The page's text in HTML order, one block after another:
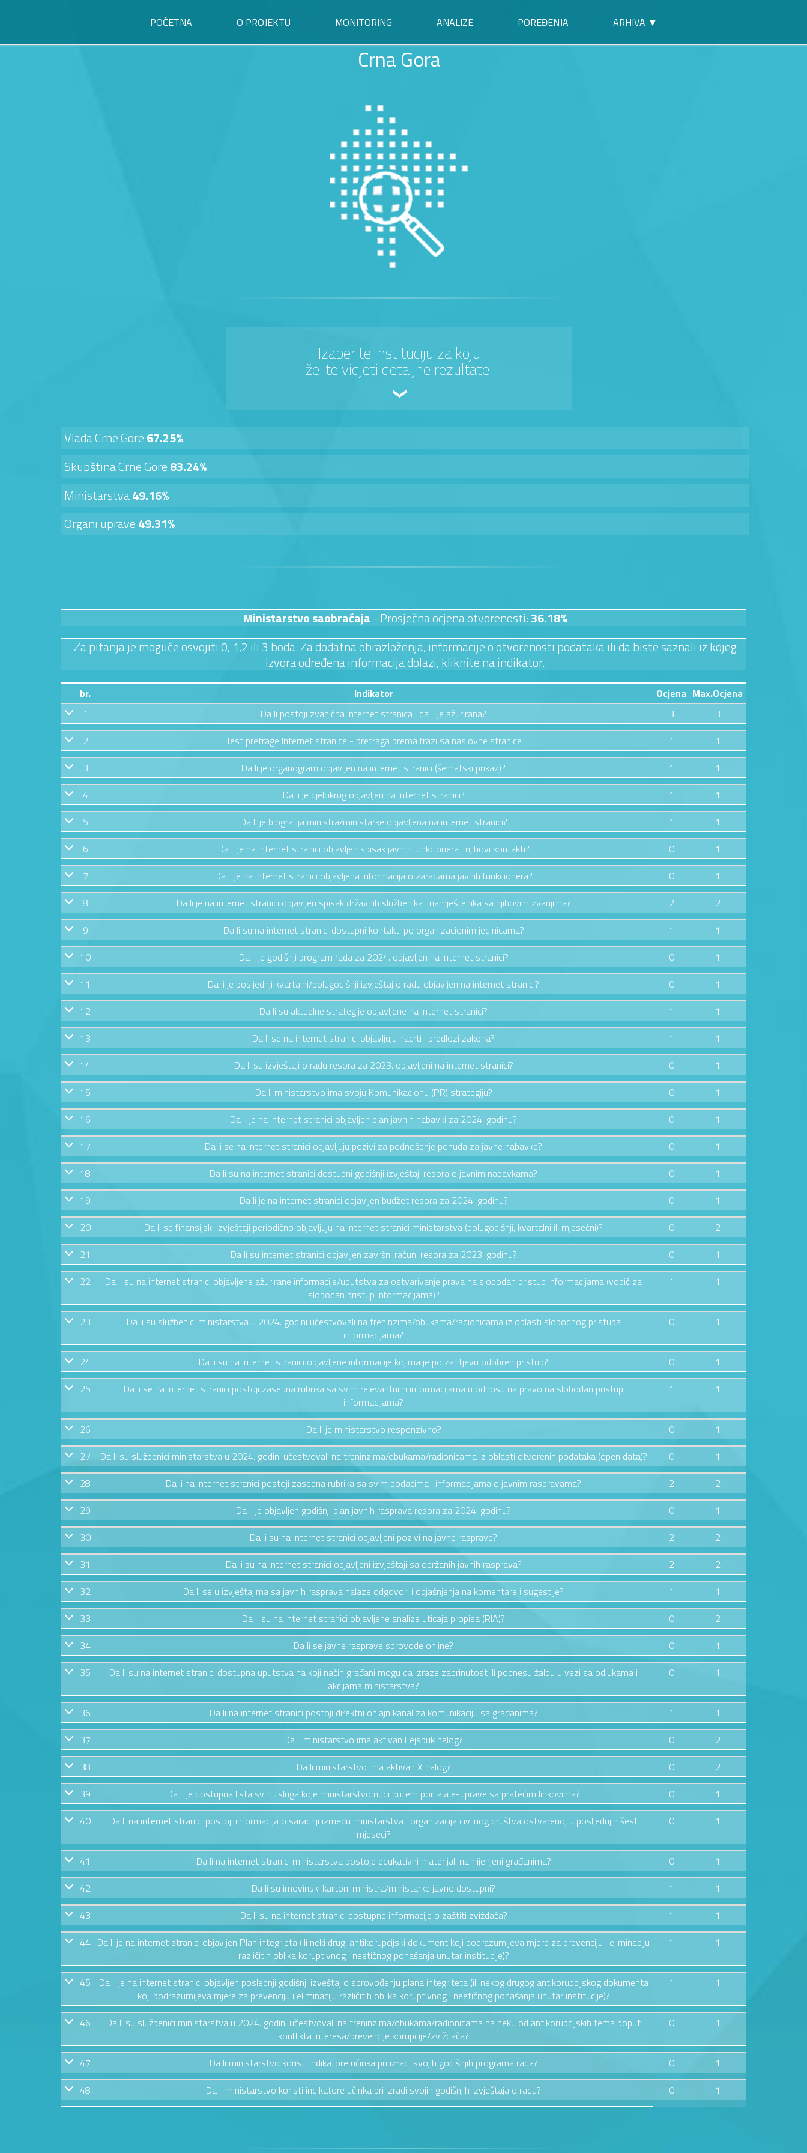
POČETNA O PROJEKTU MONITORING ANALIZE POREĐENJA ARHIVA ▼
Crna Gora
Izaberite instituciju za koju
želite vidjeti detaljne rezultate:
Vlada Crne Gore67.25%
Skupština Crne Gore83.24%
Ministarstva49.16%
Organi uprave49.31%
Ministarstvo saobraćaja- Prosječna ocjena otvorenosti:36.18%
Za pitanja je moguće osvojiti 0, 1,2 ili 3 boda. Za dodatna obrazloženja, informacije o otvorenosti podataka ili da biste saznali iz kojeg
izvora određena informacija dolazi, kliknite na indikator.
br. Indikator Ocjena Max.Ocjena
1
Da li postoji zvanična internet stranica i da li je ažurirana? 3
3
2
Test pretrage Internet stranice - pretraga prema frazi sa naslovne stranice 1
1
3
Da li je organogram objavljen na internet stranici (šematski prikaz)? 1
1
4
Da li je djelokrug objavljen na internet stranici? 1
1
5
Da li je biografija ministra/ministarke objavljena na internet stranici? 1
1
6
Da li je na internet stranici objavljen spisak javnih funkcionera i njihovi kontakti? 0
1
7
Da li je na internet stranici objavljena informacija o zaradama javnih funkcionera? 0
1
8
Da li je na internet stranici objavljen spisak državnih službenika i namještenika sa njihovim zvanjima? 2
2
9
Da li su na internet stranici dostupni kontakti po organizacionim jedinicama? 1
1
10
Da li je godišnji program rada za 2024. objavljen na internet stranici? 0
1
11
Da li je posljednji kvartalni/polugodišnji izvještaj o radu objavljen na internet stranici? 0
1
12
Da li su aktuelne strategije objavljene na internet stranici? 1
1
13
Da li se na internet stranici objavljuju nacrti i predlozi zakona? 1
1
14
Da li su izvještaji o radu resora za 2023. objavljeni na internet stranici? 0
1
15
Da li ministarstvo ima svoju Komunikacionu (PR) strategiju? 0
1
16
Da li je na internet stranici objavljen plan javnih nabavki za 2024. godinu? 0
1
17
Da li se na internet stranici objavljuju pozivi za podnošenje ponuda za javne nabavke? 0
1
18
Da li su na internet stranici dostupni godišnji izvještaji resora o javnim nabavkama? 0
1
19
Da li je na internet stranici objavljen budžet resora za 2024. godinu? 0
1
20
Da li se finansijski izvještaji periodično objavljuju na internet stranici ministarstva (polugodišnji, kvartalni ili mjesečni)? 0
2
21
Da li su internet stranici objavljen završni računi resora za 2023. godinu? 0
1
22
Da li su na internet stranici objavljene ažurirane informacije/uputstva za ostvarivanje prava na slobodan pristup informacijama (vodič za
slobodan pristup informacijama)?
1 1
23
Da li su službenici ministarstva u 2024. godini učestvovali na treninzima/obukama/radionicama iz oblasti slobodnog pristupa
informacijama?
0 1
24 Da li su na internet stranici objavljene informacije kojima je po zahtjevu odobren pristup? 0
1
25
Da li se na internet stranici postoji zasebna rubrika sa svim relevantnim informacijama u odnosu na pravo na slobodan pristup
informacijama?
1 1
26 Da li je ministarstvo responzivno? 0
1
27
Da li su službenici ministarstva u 2024. godini učestvovali na treninzima/obukama/radionicama iz oblasti otvorenih podataka (open data)? 0
1
28
Da li na internet stranici postoji zasebna rubrika sa svim podacima i informacijama o javnim raspravama? 2
2
29
Da li je objavljen godišnji plan javnih rasprava resora za 2024. godinu? 0
1
30
Da li su na internet stranici objavljeni pozivi na javne rasprave? 2
2
31
Da li su na internet stranici objavljeni izvještaji sa održanih javnih rasprava? 2
2
32
Da li se u izvještajima sa javnih rasprava nalaze odgovori i objašnjenja na komentare i sugestije? 1
1
33
Da li su na internet stranici objavljene analize uticaja propisa (RIA)? 0
2
34
Da li se javne rasprave sprovode online? 0
1
35
Da li su na internet stranici dostupna uputstva na koji način građani mogu da izraze zabrinutost ili podnesu žalbu u vezi sa odlukama i
akcijama ministarstva?
0 1
36 Da li na internet stranici postoji direktni onlajn kanal za komunikaciju sa građanima? 1
1
37
Da li ministarstvo ima aktivan Fejsbuk nalog? 0
2
38
Da li ministarstvo ima aktivan X nalog? 0
2
39
Da li je dostupna lista svih usluga koje ministarstvo nudi putem portala e-uprave sa pratećim linkovima? 0
1
40
Da li na internet stranici postoji informacija o saradnji između ministarstva i organizacija civilnog društva ostvarenoj u posljednjih šest
mjeseci?
0 1
41 Da li na internet stranici ministarstva postoje edukativni materijali namijenjeni građanima? 0
1
42
Da li su imovinski kartoni ministra/ministarke javno dostupni? 1
1
43
Da li su na internet stranici dostupne informacije o zaštiti zviždača? 1
1
44 Da li je na internet stranici objavljen Plan integrieta (ili neki drugi antikorupcijski dokument koji podrazumijeva mjere za prevenciju i eliminaciju
različitih oblika koruptivnog i neetičnog ponašanja unutar institucije)?
1 1
45
Da li je na internet stranici objavljen poslednji godišnji izveštaj o sprovođenju plana integriteta (ili nekog drugog antikorupcijskog dokumenta
koji podrazumijeva mjere za prevenciju i eliminaciju različitih oblika koruptivnog i neetičnog ponašanja unutar institucije)?
1 1
46
Da li su službenici ministarstva u 2024. godini učestvovali na treninzima/obukama/radionicama na neku od antikorupcijskih tema poput
konflikta interesa/prevencije korupcije/zviždača?
0 1
47 Da li ministarstvo koristi indikatore učinka pri izradi svojih godišnjih programa rada? 0
1
48
Da li ministarstvo koristi indikatore učinka pri izradi svojih godišnjih izvještaja o radu? 0 1